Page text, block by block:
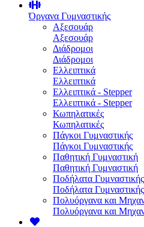
Όργανα Γυμναστικής
Αξεσουάρ
Αξεσουάρ
Διάδρομοι
Διάδρομοι
Ελλειπτικά
Ελλειπτικά
Ελλειπτικά - Stepper
Ελλειπτικά - Stepper
Κωπηλατικές
Κωπηλατικές
Πάγκοι Γυμναστικής
Πάγκοι Γυμναστικής
Παθητική Γυμναστική
Παθητική Γυμναστική
Ποδήλατα Γυμναστικής
Ποδήλατα Γυμναστικής
Πολυόργανα και
Πολυόργανα και